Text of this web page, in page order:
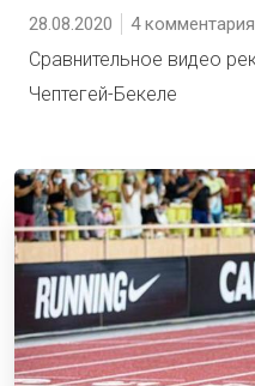
28.08.2020 4 комментария
Сравнительное видео
Чептегей-Бекеле